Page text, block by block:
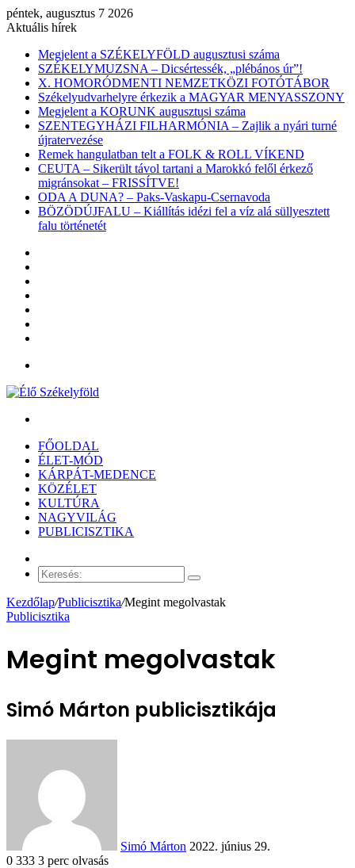
péntek, augusztus 7 2026
Aktuális hírek
Megjelent a SZÉKELYFÖLD augusztusi száma
SZÉKELYMUZSNA – Dicsértessék, „plébános úr”!
X. HOMORÓDMENTI NEMZETKÖZI FOTÓTÁBOR
Székelyudvarhelyre érkezik a MAGYAR MENYASSZONY
Megjelent a KORUNK augusztusi száma
SZENTEGYHÁZI FILHARMÓNIA – Zajlik a nyári turné
újratervezése
Remek hangulatban telt a FOLK & ROLL VÍKEND
CEUTA – Sikerült távol tartani a Marokkó felől érkező
migránsokat – FRISSÍTVE!
ODA A DUNA? – Paks-Vaskapu-Csernavoda
BÖZÖDÚJFALU – Kiállítás idézi fel a víz alá süllyesztett
falu történetét
FŐOLDAL
ÉLET-MÓD
KÁRPÁT-MEDENCE
KÖZÉLET
KULTÚRA
NAGYVILÁG
PUBLICISZTIKA
cikk
Keresés:
Kezdőlap/Publicisztika/Megint megolvastak
Publicisztika
Megint megolvastak
Simó Márton publicisztikája
Simó Márton 2022. június 29.
0 333 3 perc olvasás